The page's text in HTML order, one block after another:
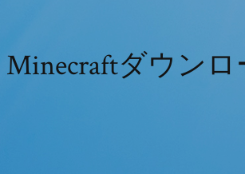
Minecraftダウン